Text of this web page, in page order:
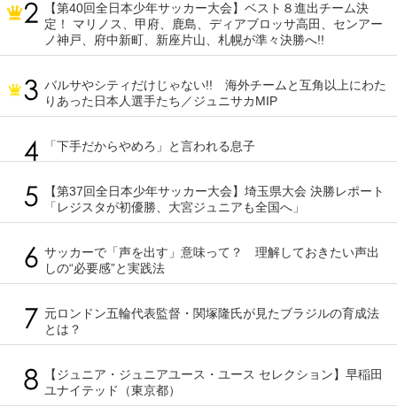
【第40回全日本少年サッカー大会】ベスト８進出チーム決
定！ マリノス、甲府、鹿島、ディアブロッサ高田、センアー
ノ神戸、府中新町、新座片山、札幌が準々決勝へ!!
バルサやシティだけじゃない!! 海外チームと互角以上にわた
りあった日本人選手たち／ジュニサカMIP
「下手だからやめろ」と言われる息子
【第37回全日本少年サッカー大会】埼玉県大会 決勝レポート
「レジスタが初優勝、大宮ジュニアも全国へ」
サッカーで「声を出す」意味って？ 理解しておきたい声出
しの“必要感”と実践法
元ロンドン五輪代表監督・関塚隆氏が見たブラジルの育成法
とは？
【ジュニア・ジュニアユース・ユース セレクション】早稲田
ユナイテッド（東京都）